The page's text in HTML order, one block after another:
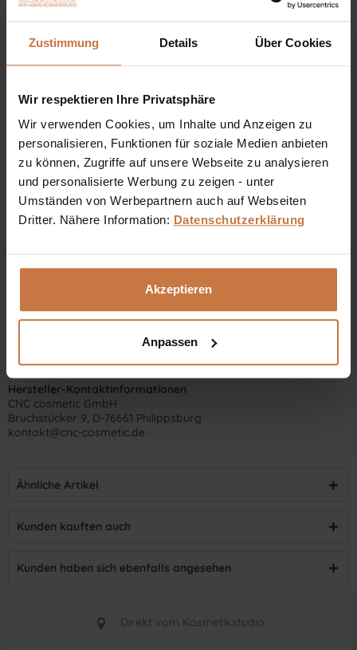
Zustimmung Details Über Cookies
Wir respektieren Ihre Privatsphäre
Wir verwenden Cookies, um Inhalte und Anzeigen zu
personalisieren, Funktionen für soziale Medien anbieten
zu können, Zugriffe auf unsere Webseite zu analysieren
und personalisierte Werbung zu zeigen - unter
Umständen von Werbepartnern auch auf Webseiten
Dritter. Nähere Information: Datenschutzerklärung
Akzeptieren
Anpassen
Sie haben eine Frage? Sie wünschen sich eine
Produktberatung oder wollen nur wissen, wie man das
kosmetische Produkt richtig anwendet?
Ich stehe Ihnen gerne persönlich zur Verfügung:
+43 (0)699 17 310 310
Dennis Grischek, Inhaber Kosmetikstudio in Graz & kosmetik.at
Hersteller-Kontaktinformationen
CNC cosmetic GmbH
Bruchstücker 9, D-76661 Philippsburg
kontakt@cnc-cosmetic.de
Ähnliche Artikel
Kunden kauften auch
Kunden haben sich ebenfalls angesehen
Direkt vom Kosmetikstudio